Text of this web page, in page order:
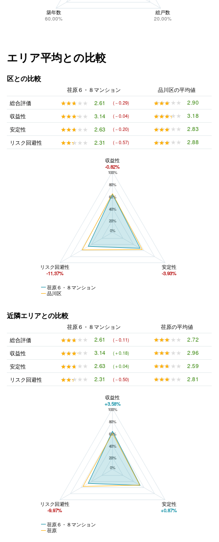
築年数
60.00%
総戸数
20.00%
エリア平均との比較
区との比較
荏原６・８マンション
品川区の平均値
総合評価
★★★★★
★★★★★ 2.61 (－0.29) ★★★★★
★★★★★
2.90
収益性
★★★★★
★★★★★ 3.14 (－0.04) ★★★★★
★★★★★
3.18
安定性
★★★★★
★★★★★ 2.63 (－0.20) ★★★★★
★★★★★
2.83
リスク回避性
★★★★★
★★★★★ 2.31 (－0.57) ★★★★★
★★★★★ 2.88
荏原６・８マンションと品川区の平均値の総合評価の比較
100%
80%
60%
40%
20%
0%
荏原６・８マンション
品川区
収益性
-0.82%
リスク回避性
-11.37%
安定性
-3.93%
近隣エリアとの比較
荏原６・８マンション
荏原の平均値
総合評価
★★★★★
★★★★★ 2.61 (－0.11) ★★★★★
★★★★★
2.72
収益性
★★★★★
★★★★★ 3.14 (＋0.18) ★★★★★
★★★★★
2.96
安定性
★★★★★
★★★★★ 2.63 (＋0.04) ★★★★★
★★★★★
2.59
リスク回避性
★★★★★
★★★★★ 2.31 (－0.50) ★★★★★
★★★★★ 2.81
荏原６・８マンションと荏原の平均値の総合評価の比較
100%
80%
60%
40%
20%
0%
荏原６・８マンション
荏原
収益性
+3.58%
リスク回避性
-9.97%
安定性
+0.87%